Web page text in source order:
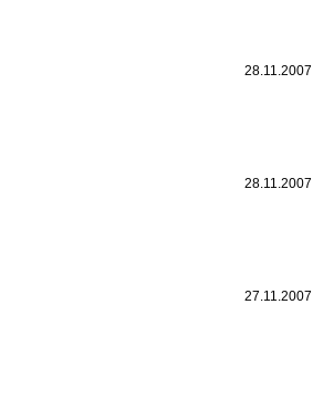
28.11.2007
28.11.2007
27.11.2007